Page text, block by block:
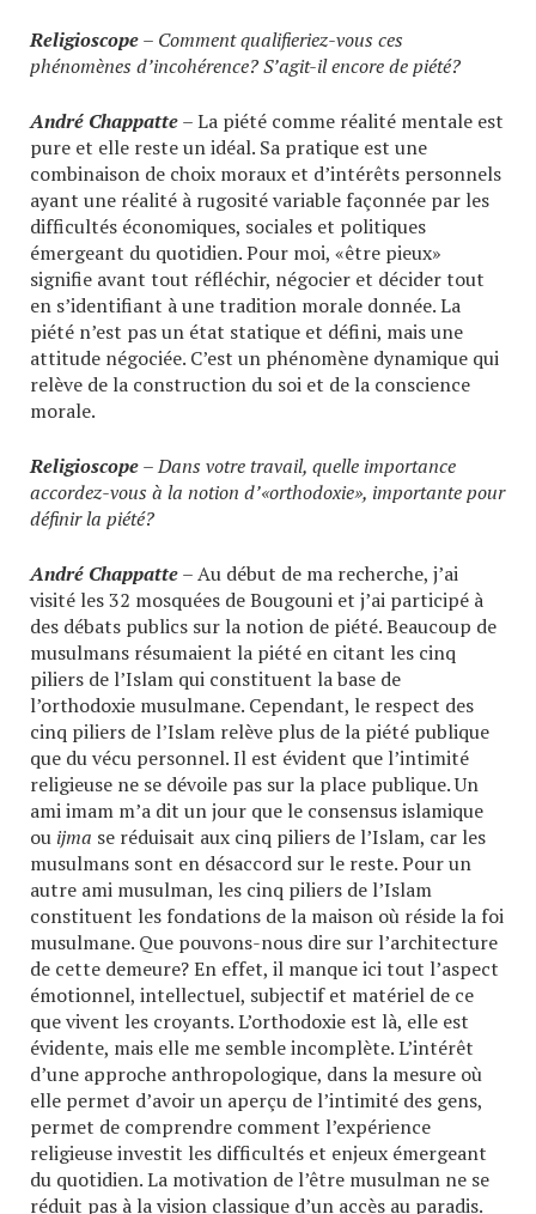
Religioscope– Comment qualifieriez-vous ces
phénomènes d’incohérence? S’agit-il encore de piété?
André Chappatte– La piété comme réalité mentale est
pure et elle reste un idéal. Sa pratique est une
combinaison de choix moraux et d’intérêts personnels
ayant une réalité à rugosité variable façonnée par les
difficultés économiques, sociales et politiques
émergeant du quotidien. Pour moi, «être pieux»
signifie avant tout réfléchir, négocier et décider tout
en s’identifiant à une tradition morale donnée. La
piété n’est pas un état statique et défini, mais une
attitude négociée. C’est un phénomène dynamique qui
relève de la construction du soi et de la conscience
morale.
Religioscope– Dans votre travail, quelle importance
accordez-vous à la notion d’«orthodoxie», importante pour
définir la piété?
André Chappatte– Au début de ma recherche, j’ai
visité les 32 mosquées de Bougouni et j’ai participé à
des débats publics sur la notion de piété. Beaucoup de
musulmans résumaient la piété en citant les cinq
piliers de l’Islam qui constituent la base de
l’orthodoxie musulmane. Cependant, le respect des
cinq piliers de l’Islam relève plus de la piété publique
que du vécu personnel. Il est évident que l’intimité
religieuse ne se dévoile pas sur la place publique. Un
ami imam m’a dit un jour que le consensus islamique
ou ijma se réduisait aux cinq piliers de l’Islam, car les
musulmans sont en désaccord sur le reste. Pour un
autre ami musulman, les cinq piliers de l’Islam
constituent les fondations de la maison où réside la foi
musulmane. Que pouvons-nous dire sur l’architecture
de cette demeure? En effet, il manque ici tout l’aspect
émotionnel, intellectuel, subjectif et matériel de ce
que vivent les croyants. L’orthodoxie est là, elle est
évidente, mais elle me semble incomplète. L’intérêt
d’une approche anthropologique, dans la mesure où
elle permet d’avoir un aperçu de l’intimité des gens,
permet de comprendre comment l’expérience
religieuse investit les difficultés et enjeux émergeant
du quotidien. La motivation de l’être musulman ne se
réduit pas à la vision classique d’un accès au paradis.